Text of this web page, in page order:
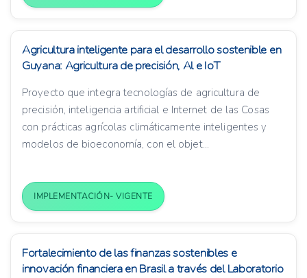
Agricultura inteligente para el desarrollo sostenible en
Guyana: Agricultura de precisión, Al e IoT
Proyecto que integra tecnologías de agricultura de
precisión, inteligencia artificial e Internet de las Cosas
con prácticas agrícolas climáticamente inteligentes y
modelos de bioeconomía, con el objet...
IMPLEMENTACIÓN- VIGENTE
Fortalecimiento de las finanzas sostenibles e
innovación financiera en Brasil a través del Laboratorio